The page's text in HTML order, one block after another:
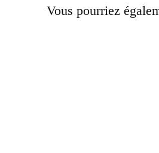
Vous pourriez